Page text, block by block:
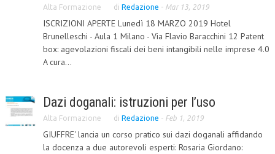
Alta Formazione di Redazione - Mar 13, 2019
ISCRIZIONI APERTE Lunedì 18 MARZO 2019 Hotel
Brunelleschi - Aula 1 Milano - Via Flavio Baracchini 12 Patent
box: agevolazioni fiscali dei beni intangibili nelle imprese 4.0
A cura...
Dazi doganali: istruzioni per l’uso
Alta Formazione di Redazione - Feb 1, 2019
GIUFFRE' lancia un corso pratico sui dazi doganali affidando
la docenza a due autorevoli esperti: Rosaria Giordano: